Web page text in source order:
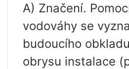
A) Značení.
vodováhy se
budoucího
obrysu instalace